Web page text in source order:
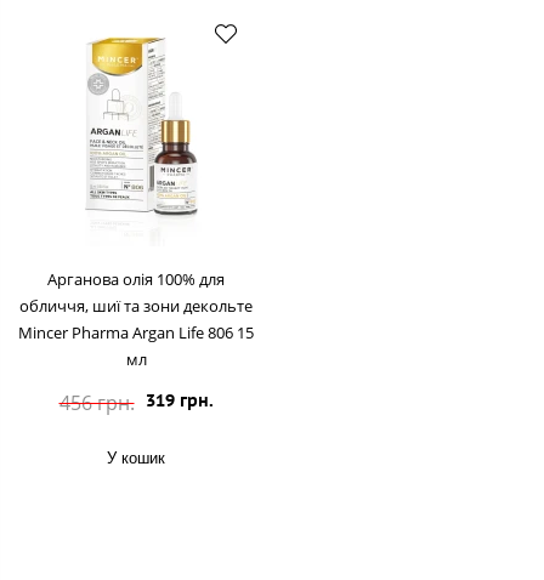
Арганова олія 100% для
обличчя, шиї та зони декольте
Mincer Pharma Argan Life 806 15
мл
456 грн. 319 грн.
У кошик